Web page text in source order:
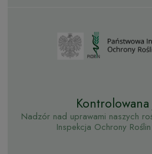
Kontrolowana
Nadzór nad uprawami naszych
Inspekcja Ochrony